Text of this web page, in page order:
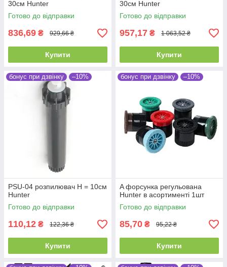
30см Hunter
Готово до відправки
836,69 ₴ 929,66 ₴
Купити
30см Hunter
Готово до відправки
957,17 ₴ 1 063,52 ₴
Купити
бонус при дзвінку –10%
PSU-04 розпилювач Н = 10см
Hunter
Готово до відправки
110,12 ₴ 122,36 ₴
Купити
бонус при дзвінку –10%
A форсунка регульована
Hunter в асортименті 1шт
Готово до відправки
85,70 ₴ 95,22 ₴
Купити